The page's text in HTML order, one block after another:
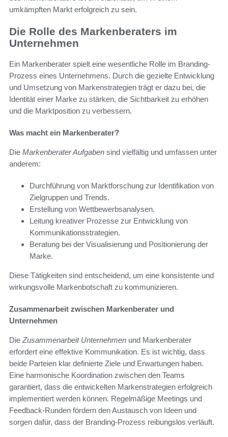
umkämpften Markt erfolgreich zu sein.
Die Rolle des Markenberaters im
Unternehmen
Ein Markenberater spielt eine wesentliche Rolle im Branding-
Prozess eines Unternehmens. Durch die gezielte Entwicklung
und Umsetzung von Markenstrategien trägt er dazu bei, die
Identität einer Marke zu stärken, die Sichtbarkeit zu erhöhen
und die Marktposition zu verbessern.
Was macht ein Markenberater?
Die Markenberater Aufgaben sind vielfältig und umfassen unter
anderem:
Durchführung von Marktforschung zur Identifikation von
Zielgruppen und Trends.
Erstellung von Wettbewerbsanalysen.
Leitung kreativer Prozesse zur Entwicklung von
Kommunikationsstrategien.
Beratung bei der Visualisierung und Positionierung der
Marke.
Diese Tätigkeiten sind entscheidend, um eine konsistente und
wirkungsvolle Markenbotschaft zu kommunizieren.
Zusammenarbeit zwischen Markenberater und
Unternehmen
Die Zusammenarbeit Unternehmen und Markenberater
erfordert eine effektive Kommunikation. Es ist wichtig, dass
beide Parteien klar definierte Ziele und Erwartungen haben.
Eine harmonische Koordination zwischen den Teams
garantiert, dass die entwickelten Markenstrategien erfolgreich
implementiert werden können. Regelmäßige Meetings und
Feedback-Runden fördern den Austausch von Ideen und
sorgen dafür, dass der Branding-Prozess reibungslos verläuft.